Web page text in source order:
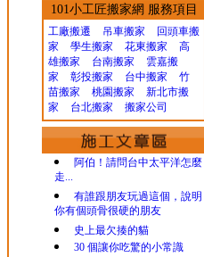
101小工匠搬家網 服務項目
工廠搬遷 吊車搬家
回頭車搬
家
學生搬家 花東搬家
高
雄搬家
台南搬家
雲嘉搬
家
彰投搬家 台中搬家
竹
苗搬家
桃園搬家
新北市搬
家
台北搬家 搬家公司
阿伯！請問台中太平洋怎麼
走...
有誰跟朋友玩過這個，說明
你有個頭骨很硬的朋友
史上最欠揍的貓
30 個讓你吃驚的小常識